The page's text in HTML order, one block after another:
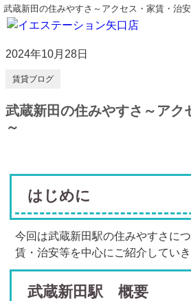
武蔵新田の住みやすさ～アクセス・家賃・治安
2024年10月28日
賃貸ブログ
武蔵新田の住みやすさ～アク
～
はじめに
今回は武蔵新田駅の住みやすさに
賃・治安等を中心にご紹介していき
武蔵新田駅 概要